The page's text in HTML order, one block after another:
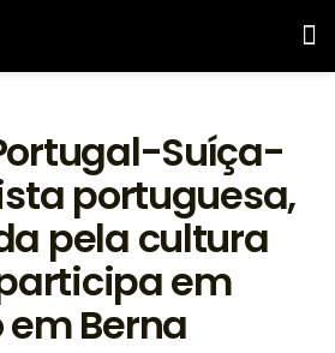
Suíça-
portuguesa,
pela cultura
em
Berna